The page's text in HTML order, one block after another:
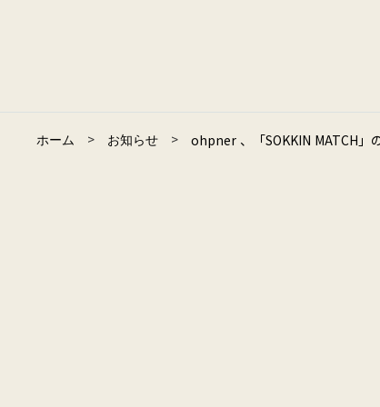
ホーム > お知らせ > ohpner 、「SOKKIN MATCH」